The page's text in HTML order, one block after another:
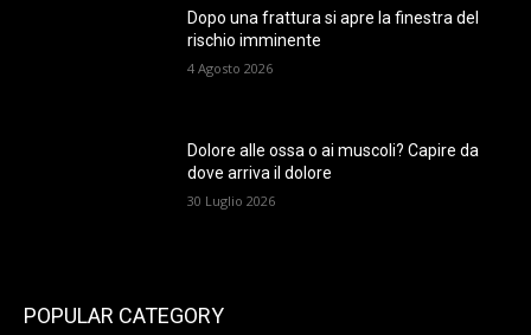
Dopo una frattura si apre la finestra del
rischio imminente
4 Agosto 2026
Dolore alle ossa o ai muscoli? Capire da
dove arriva il dolore
30 Luglio 2026
POPULAR CATEGORY